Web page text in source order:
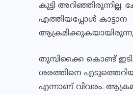
കുട്ടി അറിഞ്ഞിരുന്നില്ല.
എത്തിയപ്പോൾ കാട്ടാന
തുമ്പിക്കൈ കൊണ്ട്
ശരത്തിനെ
എന്നാണ് വിവരം.